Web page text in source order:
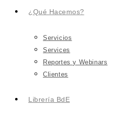
¿Qué Hacemos?
Servicios
Services
Reportes y Webinars
Clientes
Librería BdE